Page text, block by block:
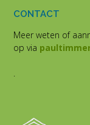
CONTACT
Meer weten of
op via
.